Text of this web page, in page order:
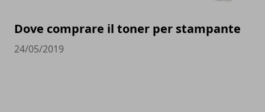
Dove comprare il toner per stampante
24/05/2019